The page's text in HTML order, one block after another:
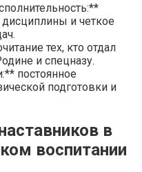
и четкое
тех, кто отдал
и спецназу.
постоянное
подготовки и
в
воспитании